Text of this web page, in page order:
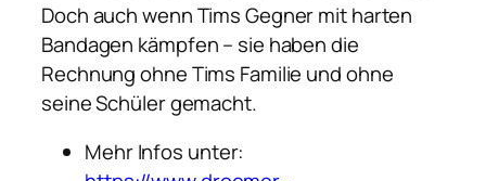
Doch auch wenn Tims Gegner mit harten
Bandagen kämpfen – sie haben die
Rechnung ohne Tims Familie und ohne
seine Schüler gemacht.
Mehr Infos unter: